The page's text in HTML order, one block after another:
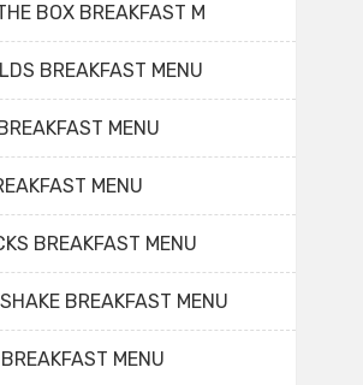
BOX BREAKFAST M
BREAKFAST MENU
MENU
MENU
BREAKFAST MENU
BREAKFAST MENU
MENU